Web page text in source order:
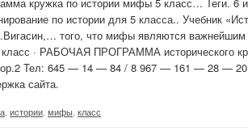
по истории для 5 класса.. Учебник
того, что мифы являются важнейшим
· РАБОЧАЯ ПРОГРАММА исторического
Тел: 645 — 14 — 84 / 8 967 — 161 — 28 —
сайта.
истории мифы класс